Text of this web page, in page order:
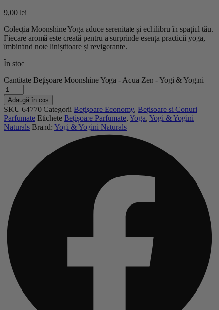
9,00 lei
Colecția Moonshine Yoga aduce serenitate și echilibru în spațiul tău.
Fiecare aromă este creată pentru a surprinde esența practicii yoga,
îmbinând note liniștitoare și revigorante.
În stoc
Cantitate Bețișoare Moonshine Yoga - Aqua Zen - Yogi & Yogini
Adaugă în coș
SKU 64770 Categorii Bețișoare Economy, Bețisoare si Conuri
Parfumate Etichete Bețișoare Parfumate, Yoga, Yogi & Yogini
Naturals Brand: Yogi & Yogini Naturals